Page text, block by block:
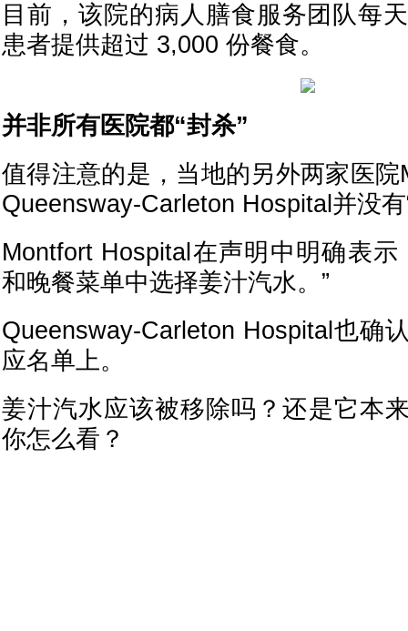
目前，该院的病人膳食服务团队每
患者提供超过 3,000 份餐食。
并非所有医院都“封杀”
值得注意的是，当地的另外两家医
Queensway-Carleton Hospital并没有
Montfort Hospital在声明中明确表示
和晚餐菜单中选择姜汁汽水。”
Queensway-Carleton Hospital也确
应名单上。
姜汁汽水应该被移除吗？还是它本
你怎么看？